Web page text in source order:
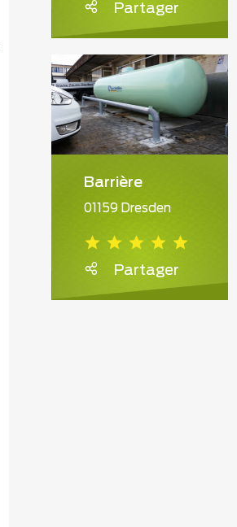
Partager
Barrière
01159 Dresden
Partager